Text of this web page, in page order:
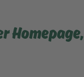
Homepage,